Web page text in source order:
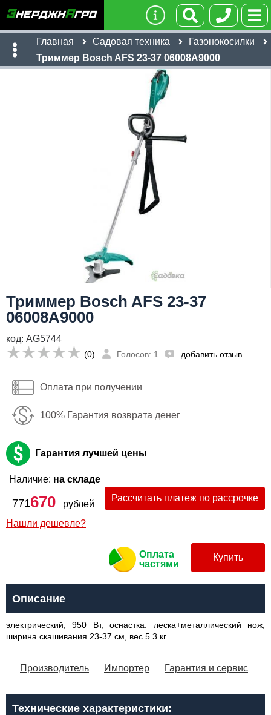
Главная Садовая техника
Газонокосилки
Триммер Bosch AFS 23-37 06008A9000
Триммер Bosch AFS 23-37
06008A9000
код: AG5744
(0) Голосов: 1 добавить отзыв
Оплата при получении
100% Гарантия возврата денег
Гарантия лучшей цены
Наличие: на складе
771670 рублей
Рассчитать платеж по рассрочке
Нашли дешевле?
Оплата
частями
Купить
Описание
электрический, 950 Вт, оснастка: леска+металлический нож,
ширина скашивания 23-37 см, вес 5.3 кг
Производитель Импортер Гарантия и сервис
Технические характеристики:
Я даю согласие на обработку персональных данных
Заказать
670
Email:
Телефон
Я даю согласие на
обработку персональных данных
Отправить